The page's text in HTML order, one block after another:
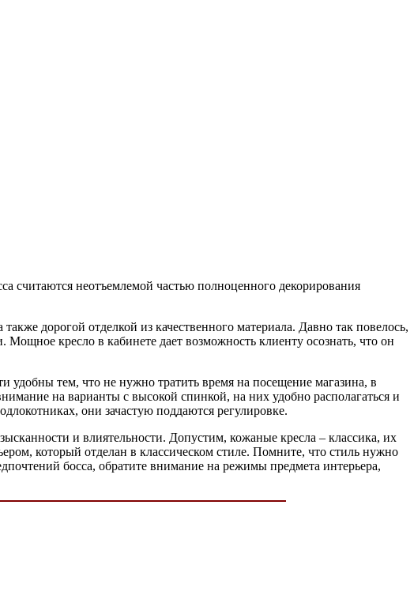
считаются неотъемлемой частью полноценного декорирования
дорогой отделкой из качественного материала. Давно так повелось,
Мощное кресло в кабинете дает возможность клиенту осознать, что он
удобны тем, что не нужно тратить время на посещение магазина, в
на варианты с высокой спинкой, на них удобно располагаться и
они зачастую поддаются регулировке.
и влиятельности. Допустим, кожаные кресла – классика, их
который отделан в классическом стиле. Помните, что стиль нужно
босса, обратите внимание на режимы предмета интерьера,